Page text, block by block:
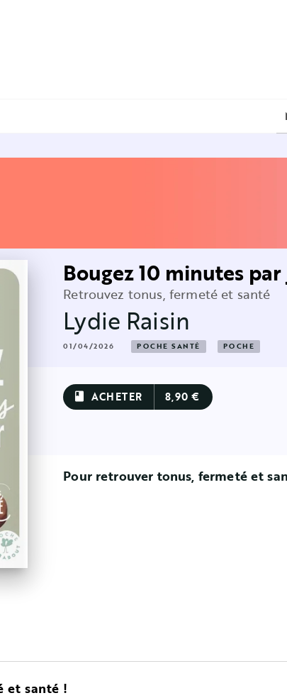
Bougez 10 minutes
Retrouvez tonus, fermeté et santé
Lydie Raisin
01/04/2026 POCHE SANTÉ POCHE
book ACHETER 8,90 €
Pour retrouver tonus, fermeté et
et santé !